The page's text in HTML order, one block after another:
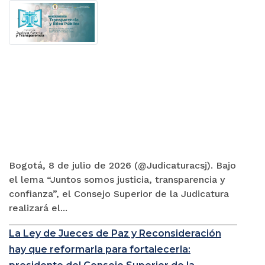
Bogotá, 8 de julio de 2026 (@Judicaturacsj). Bajo
el lema “Juntos somos justicia, transparencia y
confianza”, el Consejo Superior de la Judicatura
realizará el...
La Ley de Jueces de Paz y Reconsideración
hay que reformarla para fortalecerla: